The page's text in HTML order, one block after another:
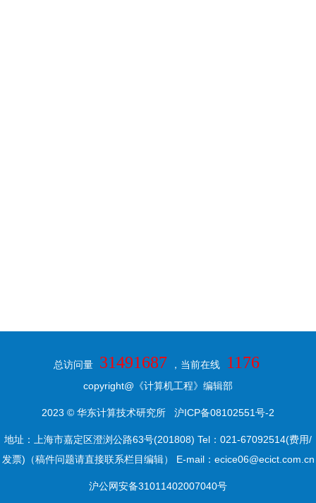
总访问量 31491687 ，当前在线 1176
copyright@《计算机工程》编辑部
2023 © 华东计算技术研究所 沪ICP备08102551号-2
地址：上海市嘉定区澄浏公路63号(201808) Tel：021-67092514(费用/
发票)（稿件问题请直接联系栏目编辑） E-mail：ecice06@ecict.com.cn
沪公网安备31011402007040号